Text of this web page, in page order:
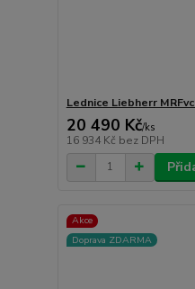
Lednice Liebherr
20 490 Kč/ks
16 934 Kč bez DPH
Akce
Doprava ZDARMA